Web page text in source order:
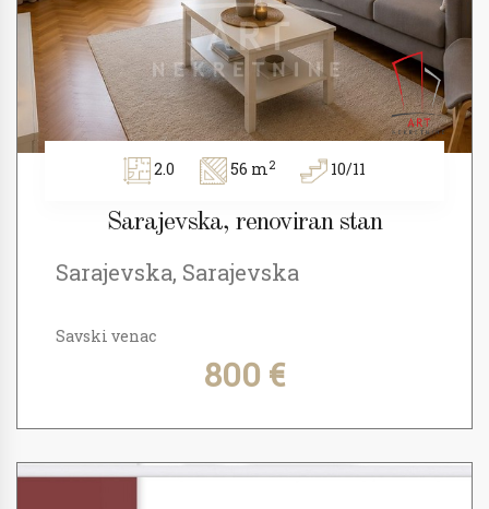
2.0 56 m2 10/11
Sarajevska, renoviran stan
Sarajevska, Sarajevska
Savski venac
800 €